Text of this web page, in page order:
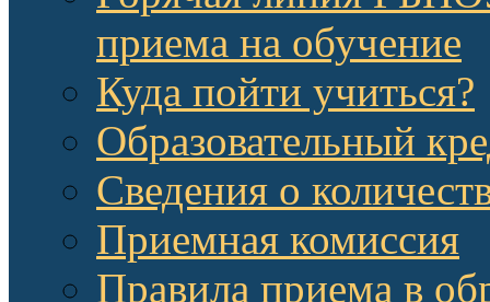
приема на обучение
Куда пойти учиться?
Образовательный
Сведения о
Приемная комиссия
Правила приема в